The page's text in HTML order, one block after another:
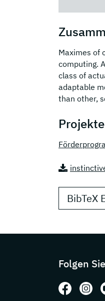
Maximes of
computing.
class of
adaptable
than other,
Projekte
BibTeX
Folgen
Folgen